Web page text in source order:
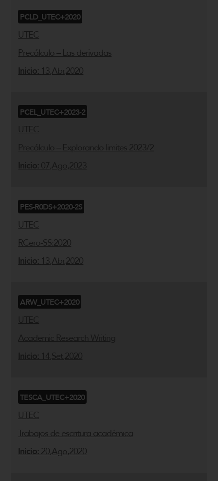
PCLD_UTEC+2020
UTEC
Precálculo – Las derivadas
Inicio: 13,Abr,2020
PCEL_UTEC+2023-2
UTEC
Precálculo – Explorando limites 2023/2
Inicio: 07,Ago,2023
PES-R0DS+2020-2S
UTEC
RCero-SS:2020
Inicio: 13,Abr,2020
ARW_UTEC+2020
UTEC
Academic Research Writing
Inicio: 14,Set,2020
TESCA_UTEC+2020
UTEC
Trabajos de escritura académica
Inicio: 20,Ago,2020